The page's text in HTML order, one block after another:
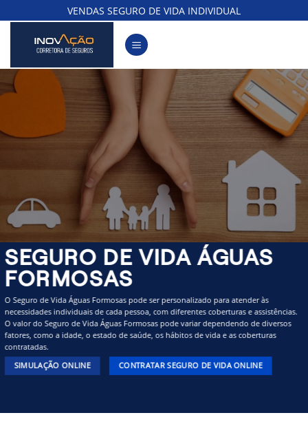
to
content
VENDAS SEGURO DE VIDA INDIVIDUAL
SEGURO DE VIDA ÁGUAS
FORMOSAS
O Seguro de Vida Águas Formosas pode ser personalizado para atender às
necessidades individuais de cada pessoa, com diferentes coberturas e assistências.
O valor do Seguro de Vida Águas Formosas pode variar dependendo de diversos
fatores, como a idade, o estado de saúde, os hábitos de vida e as coberturas
contratadas.
SIMULAÇÃO ONLINE CONTRATAR SEGURO DE VIDA ONLINE